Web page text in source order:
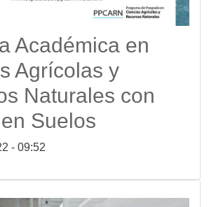
Académica en
Agrícolas y
Naturales con
Suelos
- 09:52